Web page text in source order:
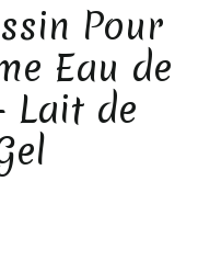
Pour
Eau de
Lait de